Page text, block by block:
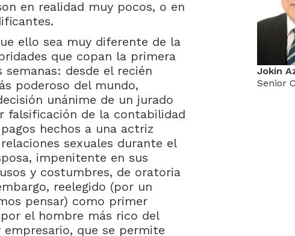
en realidad muy pocos, o en
ello sea muy diferente de la
que copan la primera
desde el recién
poderoso del mundo,
unánime de un jurado
falsificación de la contabilidad
hechos a una actriz
sexuales durante el
impenitente en sus
y costumbres, de oratoria
reelegido (por un
pensar) como primer
el hombre más rico del
que se permite
Jokin
Senior